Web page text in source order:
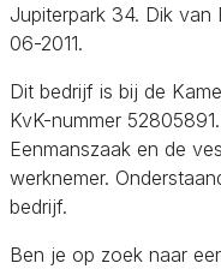
Jupiterpark 34. Dik van
06-2011.
Dit bedrijf is bij de
KvK-nummer
Eenmanszaak en de
werknemer.
bedrijf.
Ben je op zoek naar